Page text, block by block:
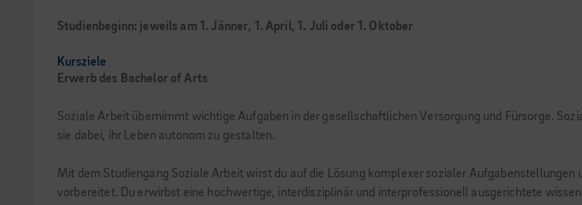
Studienbeginn: jeweils am 1. Jänner, 1. April, 1. Juli oder 1. Oktober
Kursziele
Erwerb des Bachelor of Arts
Soziale Arbeit übernimmt wichtige Aufgaben in der gesellschaftlichen Versorgung und Fürsorge.
sie dabei, ihr Leben autonom zu gestalten.
Mit dem Studiengang Soziale Arbeit wirst du auf die Lösung komplexer sozialer
vorbereitet. Du erwirbst eine hochwertige, interdisziplinär und interprofessionell ausgerichtete